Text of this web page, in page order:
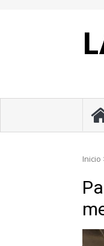
Inicio